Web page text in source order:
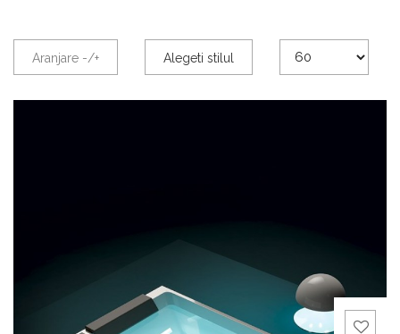
Aranjare -/+ Alegeti stilul